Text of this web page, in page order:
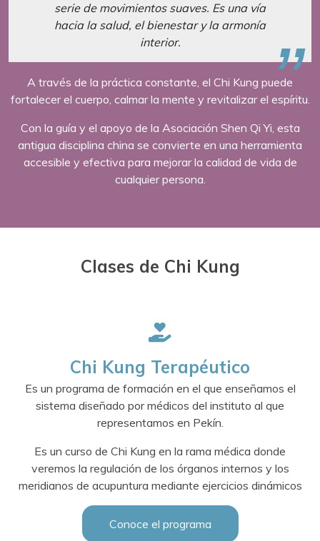
serie de movimientos suaves. Es una vía
hacia la salud, el bienestar y la armonía
interior.
A través de la práctica constante, el Chi Kung puede
fortalecer el cuerpo, calmar la mente y revitalizar el espíritu.
Con la guía y el apoyo de la Asociación Shen Qi Yi, esta
antigua disciplina china se convierte en una herramienta
accesible y efectiva para mejorar la calidad de vida de
cualquier persona.
Clases de Chi Kung
Chi Kung Terapéutico
Es un programa de formación en el que enseñamos el
sistema diseñado por médicos del instituto al que
representamos en Pekín.
Es un curso de Chi Kung en la rama médica donde
veremos la regulación de los órganos internos y los
meridianos de acupuntura mediante ejercicios dinámicos
Conoce el programa